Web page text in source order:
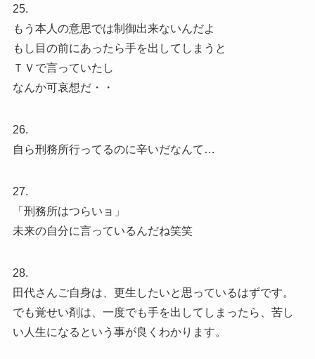
25.
もう本人の意思では制御出来ないんだよ
もし目の前にあったら手を出してしまうと
ＴＶで言っていたし
なんか可哀想だ・・
26.
自ら刑務所行ってるのに辛いだなんて…
27.
「刑務所はつらいョ」
未来の自分に言っているんだね笑笑
28.
田代さんご自身は、更生したいと思っているはずです。
でも覚せい剤は、一度でも手を出してしまったら、苦し
い人生になるという事が良くわかります。